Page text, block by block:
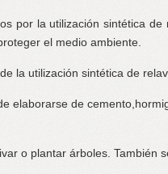
por la utilización sintética
el medio ambiente.
la utilización sintética de
de
o plantar árboles. También